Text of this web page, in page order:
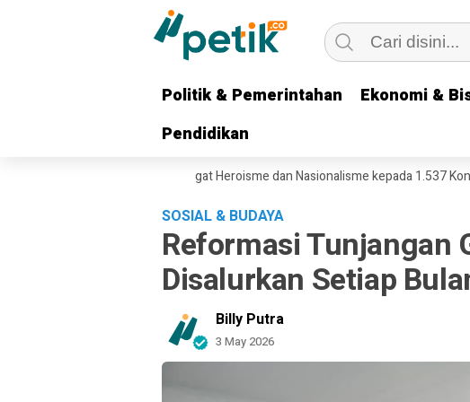
Politik & Pemerintahan Ekonomi &
Pendidikan
Politik & Pemerintahan Ekonomi &
Pendidikan
Khofifah Pesankan Semangat Heroisme dan Nasionalisme kepada 1.537
SOSIAL & BUDAYA
Reformasi Tunjangan
Disalurkan Setiap
Billy Putra
3 May 2026